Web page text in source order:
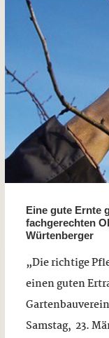
Eine gute Ernte
fachgerechten
Würtenberger
„Die richtige
einen guten
Samstag, 23.